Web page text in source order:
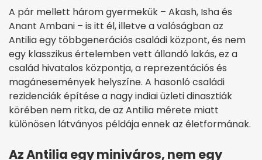
A pár mellett három gyermekük – Akash, Isha és
Anant Ambani – is itt él, illetve a valóságban az
Antilia egy többgenerációs családi központ, és nem
egy klasszikus értelemben vett állandó lakás, ez a
család hivatalos központja, a reprezentációs és
magánesemények helyszíne. A hasonló családi
rezidenciák építése a nagy indiai üzleti dinasztiák
körében nem ritka, de az Antilia mérete miatt
különösen látványos példája ennek az életformának.
Az Antilia egy miniváros, nem egy